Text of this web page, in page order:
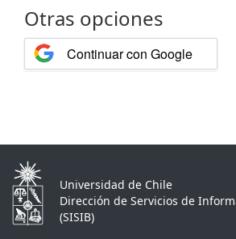
Otras opciones
Continuar con Google
Universidad de Chile
Dirección de Servicios de
(SISIB)